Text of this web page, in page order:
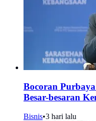
Bocoran
Besar-besaran
Bisnis•3 hari lalu